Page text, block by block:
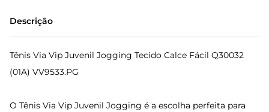
Descrição
Tênis Via Vip Juvenil Jogging Tecido Calce Fácil Q30032
(01A) VV9533.PG
O Tênis Via Vip Juvenil Jogging é a escolha perfeita para